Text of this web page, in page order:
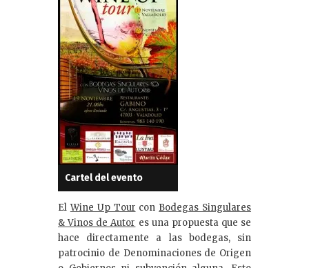
Cartel del evento
ElWine Up Tour con Bodegas Singulares
& Vinos de Autor es una propuesta que se
hace directamente a las bodegas, sin
patrocinio de Denominaciones de Origen